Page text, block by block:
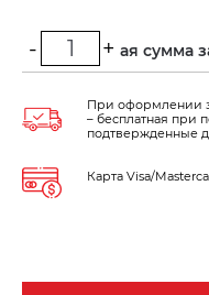
Минимальная сумма
- +
При оформлении
– бесплатная при
подтвержденные
Карта Visa/